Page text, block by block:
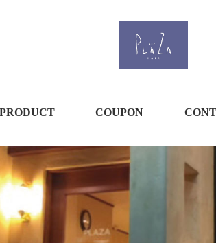
PRODUCT COUPON